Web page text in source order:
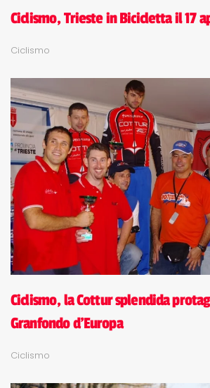
Ciclismo, Trieste in Bicicletta il 17
Ciclismo
Ciclismo, la Cottur splendida
Granfondo d'Europa
Ciclismo